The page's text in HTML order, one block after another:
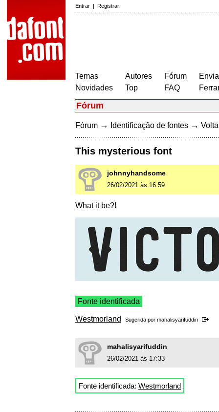
Entrar | Registrar
Temas
Novidades
Autores
Top
Fórum
FAQ
Fórum
Fórum → Identificação de fontes →
This mysterious font
johnnyhandsome
26/02/2021 às 16:59
What it be?!
Fonte identificada
Westmorland Sugerida por mahalisyarifuddin
mahalisyarifuddin
26/02/2021 às 17:33
Fonte identificada: Westmorland